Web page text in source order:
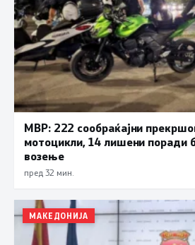
МВР: 222 сообраќајни
мотоцикли, 14 лишени поради
возење
пред 32 мин.
МАКЕДОНИЈА